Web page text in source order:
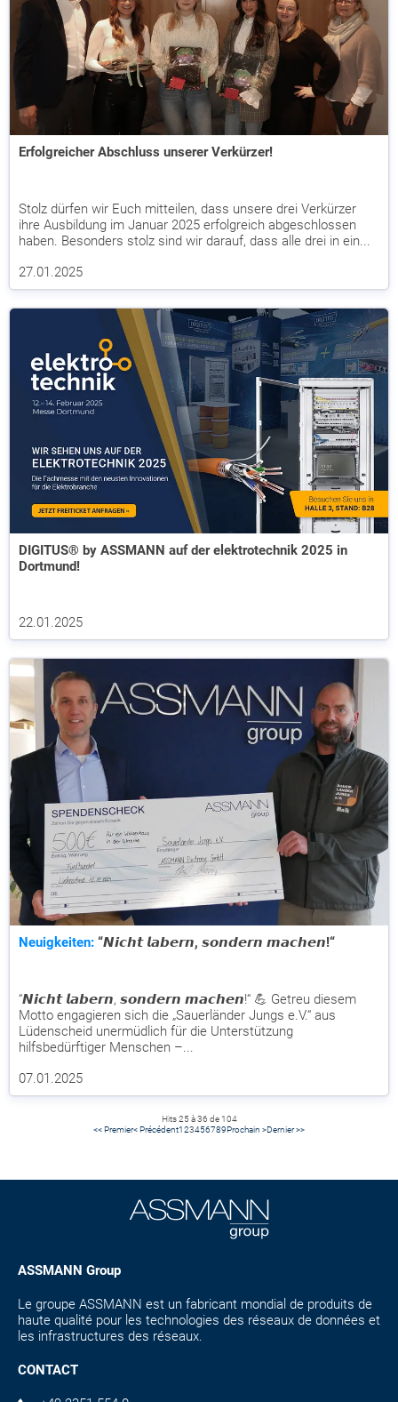
Erfolgreicher Abschluss unserer Verkürzer!
Stolz dürfen wir Euch mitteilen, dass unsere drei Verkürzer
ihre Ausbildung im Januar 2025 erfolgreich abgeschlossen
haben. Besonders stolz sind wir darauf, dass alle drei in ein...
27.01.2025
DIGITUS® by ASSMANN auf der elektrotechnik 2025 in
Dortmund!
22.01.2025
Neuigkeiten: “𝙉𝙞𝙘𝙝𝙩 𝙡𝙖𝙗𝙚𝙧𝙣, 𝙨𝙤𝙣𝙙𝙚𝙧𝙣 𝙢𝙖𝙘𝙝𝙚𝙣!“
“𝙉𝙞𝙘𝙝𝙩 𝙡𝙖𝙗𝙚𝙧𝙣, 𝙨𝙤𝙣𝙙𝙚𝙧𝙣 𝙢𝙖𝙘𝙝𝙚𝙣!“ 💪 Getreu diesem
Motto engagieren sich die „Sauerländer Jungs e.V.“ aus
Lüdenscheid unermüdlich für die Unterstützung
hilfsbedürftiger Menschen –...
07.01.2025
Hits 25 à 36 de 104
<< Premier< Précédent123456789Prochain >Dernier >>
ASSMANN Group
Le groupe ASSMANN est un fabricant mondial de produits de
haute qualité pour les technologies des réseaux de données et
les infrastructures des réseaux.
CONTACT